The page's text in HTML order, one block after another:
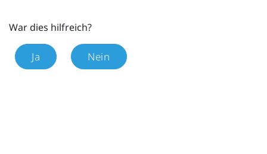
War dies hilfreich?
Ja Nein